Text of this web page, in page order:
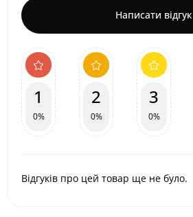
Написати відгук
1
0%
2
0%
3
0%
Відгуків про цей товар ще не було.